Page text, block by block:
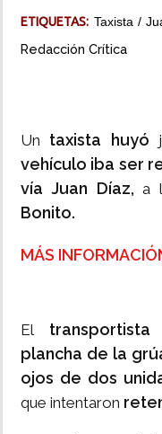
ETIQUETAS: Taxista
Redacción Crítica
Un taxista huyó
vehículo iba ser
vía Juan Díaz, a
Bonito.
MÁS
El
plancha de la
ojos de dos
que intentaron